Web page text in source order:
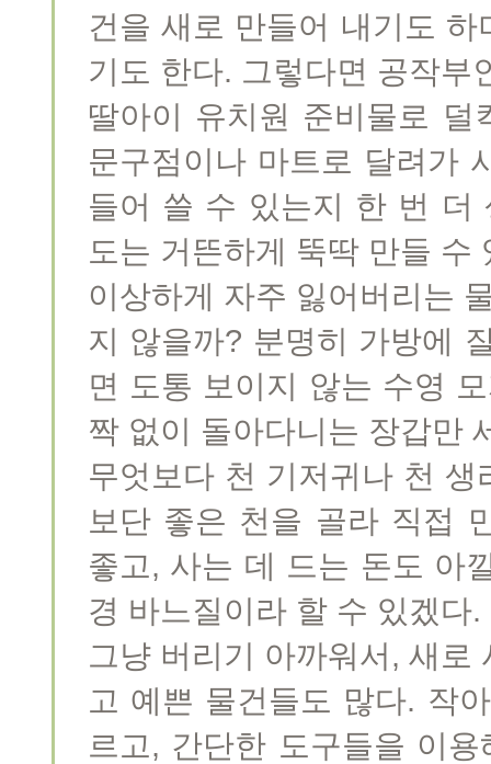
건을 새로 만들어 내기도
기도 한다. 그렇다면 공작부
딸아이 유치원 준비물로
문구점이나 마트로 달려가
들어 쓸 수 있는지 한 번 더
도는 거뜬하게 뚝딱 만들 수
이상하게 자주 잃어버리는
지 않을까? 분명히 가방에
면 도통 보이지 않는 수영
짝 없이 돌아다니는 장갑만
무엇보다 천 기저귀나 천
보단 좋은 천을 골라 직접
좋고, 사는 데 드는 돈도 아
경 바느질이라 할 수 있겠다.
그냥 버리기 아까워서, 새로
고 예쁜 물건들도 많다. 작
르고, 간단한 도구들을 이